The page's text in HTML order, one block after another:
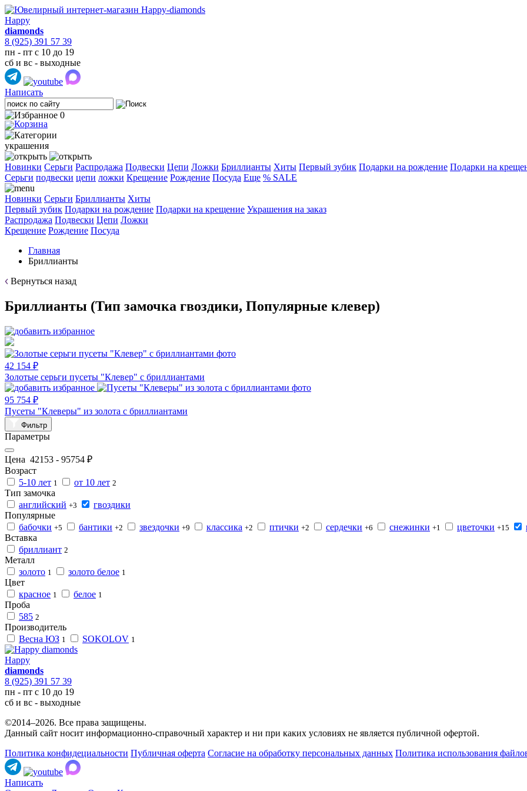
Happy
diamonds
8 (925) 391 57 39
пн - пт с 10 до 19
сб и вс - выходные
Написать
0
украшения
Новинки Серьги Распродажа Подвески Цепи Ложки Бриллианты Хиты Первый зубик Подарки на рождение Подарки на
Cерьги подвески цепи ложки Крещение Рождение Посуда Еще % SALE
Новинки Серьги Бриллианты Хиты
Первый зубик Подарки на рождение Подарки на крещение Украшения на заказ
Распродажа Подвески Цепи Ложки
Крещение Рождение Посуда
Главная
Бриллианты
Вернуться назад
Бриллианты (Тип замочка гвоздики, Популярные клевер)
42 154 ₽
Золотые серьги пусеты "Клевер" с бриллиантами
95 754 ₽
Пусеты "Клеверы" из золота с бриллиантами
Фильтр
Параметры
Цена 42153 - 95754 ₽
Возраст
5-10 лет 1 от 10 лет 2
Тип замочка
английский +3
гвоздики
Популярные
бабочки +5 бантики +2 звездочки +9 классика +2 птички +2 сердечки +6 снежинки +1 цветочки +15
Вставка
бриллиант 2
Металл
золото 1 золото белое 1
Цвет
красное 1 белое 1
Проба
585 2
Производитель
Весна ЮЗ 1 SOKOLOV 1
Happy
diamonds
8 (925) 391 57 39
пн - пт с 10 до 19
сб и вс - выходные
©2014–2026. Все права защищены.
Данный сайт носит информационно-справочный характер и ни при каких условиях не является публичной офертой.
Политика конфидециальности Публичная оферта Согласие на обработку персональных данных Политика использования
Написать